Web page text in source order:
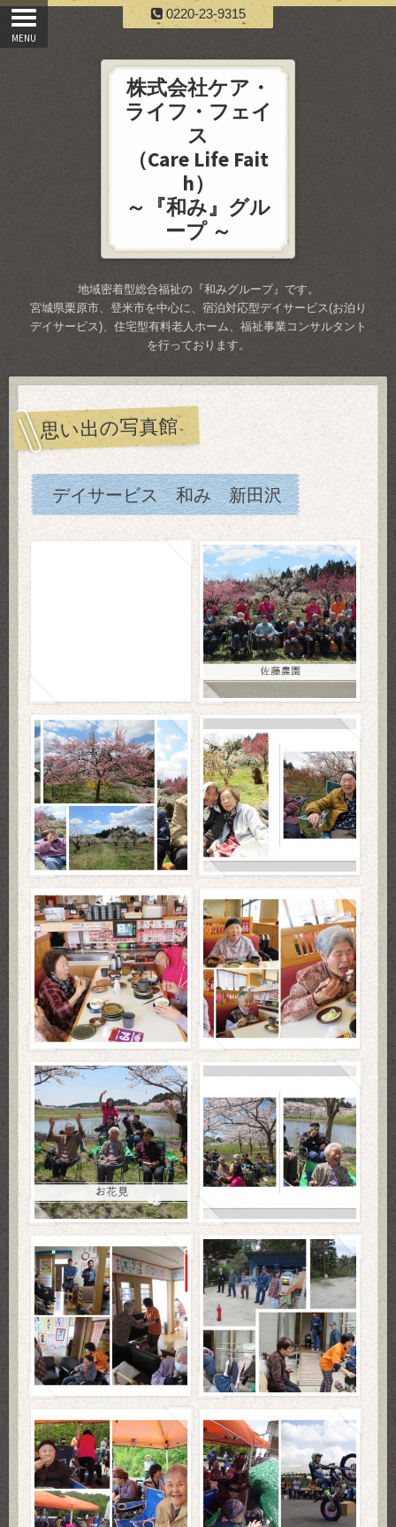
0220-23-9315
株式会社ケア・
ライフ・フェイ
ス
（Care Life Fait
h）
～『和み』グル
ープ ～
地域密着型総合福祉の『和みグループ』です。
宮城県栗原市、登米市を中心に、宿泊対応型デイサービス(お泊り
デイサービス)、住宅型有料老人ホーム、福祉事業コンサルタント
を行っております。
思い出の写真館
デイサービス 和み 新田沢